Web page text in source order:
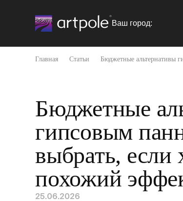
Ваш город:
Главная Статьи Бюджетные альтернативы
Бюджетные
гипсовым
выбрать, если
похожий
25.06.2026